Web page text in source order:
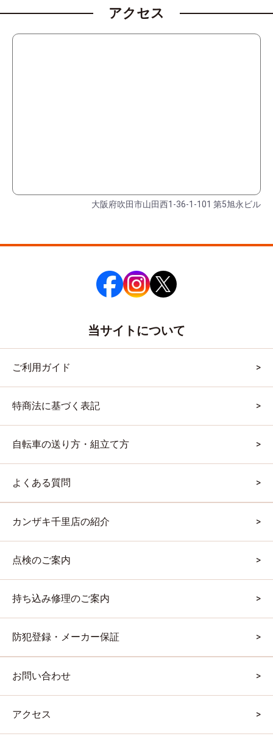
アクセス
大阪府吹田市山田西1-36-1-101 第5旭永ビル
当サイトについて
ご利用ガイド
特商法に基づく表記
自転車の送り方・組立て方
よくある質問
カンザキ千里店の紹介
点検のご案内
持ち込み修理のご案内
防犯登録・メーカー保証
お問い合わせ
アクセス